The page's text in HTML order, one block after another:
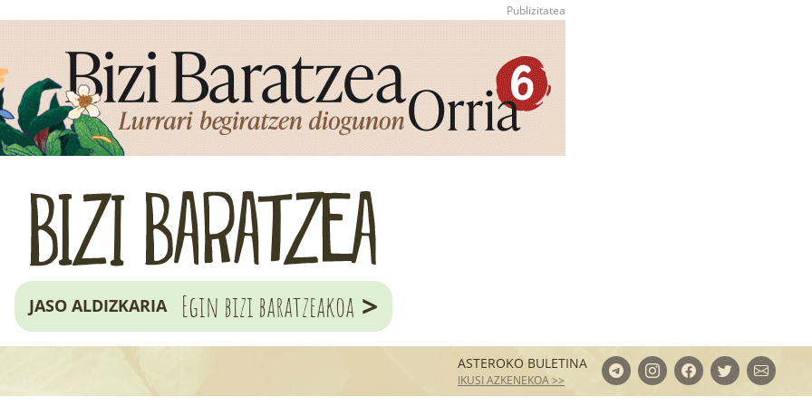
JASO ALDIZKARIA Egin bizi baratzeakoa >
ASTEROKO BULETINA
IKUSI AZKENEKOA >>